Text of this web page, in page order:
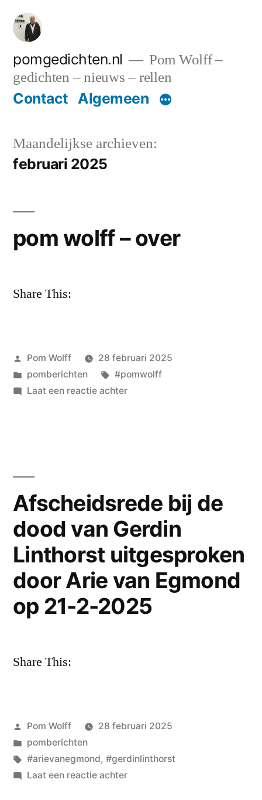
naar
inhoud
pomgedichten.nl
Pom Wolff –
gedichten – nieuws – rellen
Contact Algemeen
Maandelijkse archieven:
februari 2025
pom wolff – over
Share This:
Geplaatst
door
Pom Wolff
28 februari 2025
Geplaatst
in
pomberichten Tags:
#pomwolff
Laat een reactie achterop
Afscheidsrede bij de
dood van Gerdin
Linthorst uitgesproken
door Arie van Egmond
op 21-2-2025
Share This:
Geplaatst
door
Pom Wolff
28 februari 2025
Geplaatst
in
pomberichten
Tags:
#arievanegmond, #gerdinlinthorst
Laat een reactie achterop